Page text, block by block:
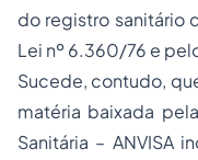
do registro sanitário
Lei nº 6.360/76 e
Sucede, contudo,
matéria baixada
Sanitária – ANVISA